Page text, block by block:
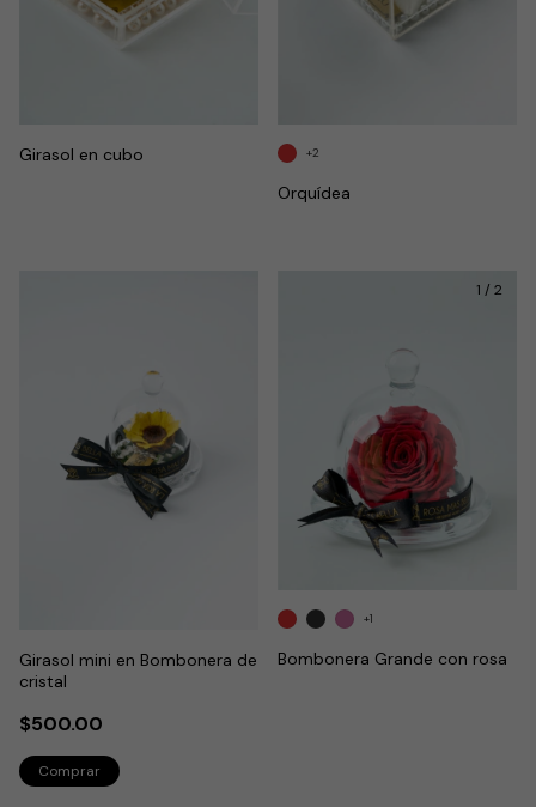
Girasol en cubo
Orquídea
+2
Girasol mini en Bombonera de
cristal
$500.00
1 / 2
Bombonera Grande con rosa
+1